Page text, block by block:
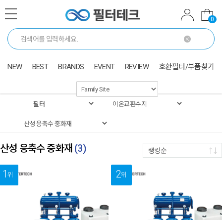
0
NEW BEST BRANDS EVENT REVIEW 호환필터/부품찾기
산성 응축수 중화재 (3) 랭킹순
1위 2위